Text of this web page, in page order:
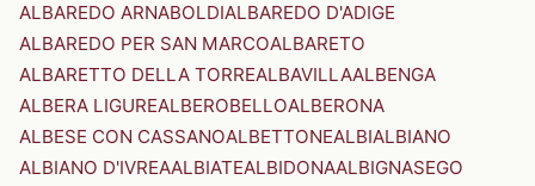
ALBAREDO ARNABOLDIALBAREDO D'ADIGE
ALBAREDO PER SAN MARCOALBARETO
ALBARETTO DELLA TORREALBAVILLAALBENGA
ALBERA LIGUREALBEROBELLOALBERONA
ALBESE CON CASSANOALBETTONEALBIALBIANO
ALBIANO D'IVREAALBIATEALBIDONAALBIGNASEGO